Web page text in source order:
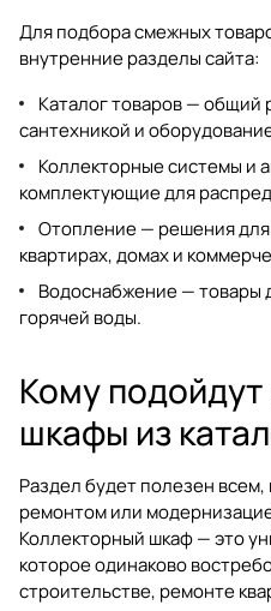
Для подбора смежных
внутренние разделы сайта:
Каталог товаров— общий
сантехникой и
Коллекторные системы и
комплектующие для
Отопление— решения
квартирах, домах и
Водоснабжение— товары
горячей воды.
Кому
шкафы из
Раздел будет полезен
ремонтом или
Коллекторный шкаф — это
которое одинаково
строительстве, ремонте